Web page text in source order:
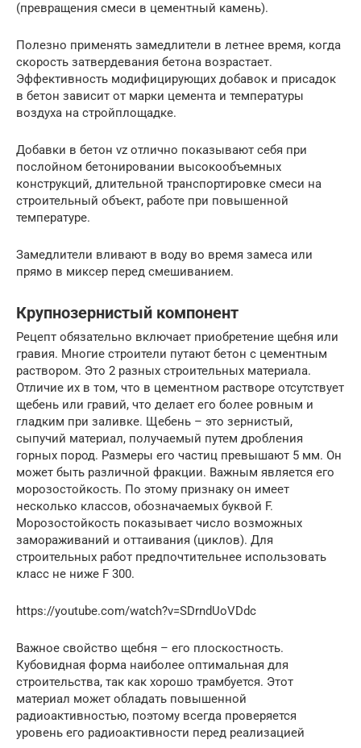
(превращения смеси в цементный камень).
Полезно применять замедлители в летнее время, когда
скорость затвердевания бетона возрастает.
Эффективность модифицирующих добавок и присадок
в бетон зависит от марки цемента и температуры
воздуха на стройплощадке.
Добавки в бетон vz отлично показывают себя при
послойном бетонировании высокообъемных
конструкций, длительной транспортировке смеси на
строительный объект, работе при повышенной
температуре.
Замедлители вливают в воду во время замеса или
прямо в миксер перед смешиванием.
Крупнозернистый компонент
Рецепт обязательно включает приобретение щебня или
гравия. Многие строители путают бетон с цементным
раствором. Это 2 разных строительных материала.
Отличие их в том, что в цементном растворе отсутствует
щебень или гравий, что делает его более ровным и
гладким при заливке. Щебень – это зернистый,
сыпучий материал, получаемый путем дробления
горных пород. Размеры его частиц превышают 5 мм. Он
может быть различной фракции. Важным является его
морозостойкость. По этому признаку он имеет
несколько классов, обозначаемых буквой F.
Морозостойкость показывает число возможных
замораживаний и оттаивания (циклов). Для
строительных работ предпочтительнее использовать
класс не ниже F 300.
https://youtube.com/watch?v=SDrndUoVDdc
Важное свойство щебня – его плоскостность.
Кубовидная форма наиболее оптимальная для
строительства, так как хорошо трамбуется. Этот
материал может обладать повышенной
радиоактивностью, поэтому всегда проверяется
уровень его радиоактивности перед реализацией